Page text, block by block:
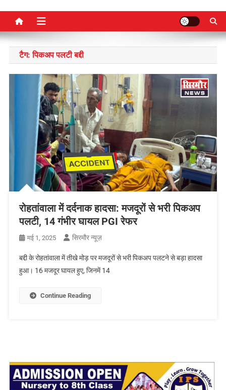
टैग:पिकअप पलटी बद्दी
रोहतांवाला में दर्दनाक हादसा: मजदूरों से भरी पिकअप
पलटी, 14 गंभीर घायल PGI रेफर
मई 1, 2025 सिरमौर न्यूज़
बद्दी के रोहतांवाला में तीखे मोड़ पर मजदूरों से भरी पिकअप पलटने से बड़ा हादसा
हुआ। 16 मजदूर घायल हुए, जिनमें 14
Continue Reading